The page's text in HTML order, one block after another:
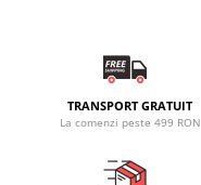
TRANSPORT GRATUIT
La comenzi peste 499 RON